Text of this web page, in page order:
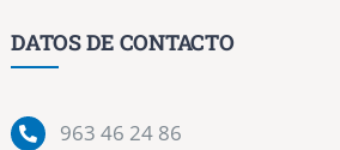
DATOS DE CONTACTO
963 46 24 86